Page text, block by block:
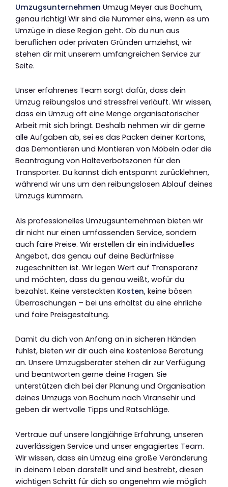
Umzugsunternehmen Umzug Meyer aus Bochum,
genau richtig! Wir sind die Nummer eins, wenn es um
Umzüge in diese Region geht. Ob du nun aus
beruflichen oder privaten Gründen umziehst, wir
stehen dir mit unserem umfangreichen Service zur
Seite.
Unser erfahrenes Team sorgt dafür, dass dein
Umzug reibungslos und stressfrei verläuft. Wir wissen,
dass ein Umzug oft eine Menge organisatorischer
Arbeit mit sich bringt. Deshalb nehmen wir dir gerne
alle Aufgaben ab, sei es das Packen deiner Kartons,
das Demontieren und Montieren von Möbeln oder die
Beantragung von Halteverbotszonen für den
Transporter. Du kannst dich entspannt zurücklehnen,
während wir uns um den reibungslosen Ablauf deines
Umzugs kümmern.
Als professionelles Umzugsunternehmen bieten wir
dir nicht nur einen umfassenden Service, sondern
auch faire Preise. Wir erstellen dir ein individuelles
Angebot, das genau auf deine Bedürfnisse
zugeschnitten ist. Wir legen Wert auf Transparenz
und möchten, dass du genau weißt, wofür du
bezahlst. Keine versteckten Kosten, keine bösen
Überraschungen – bei uns erhältst du eine ehrliche
und faire Preisgestaltung.
Damit du dich von Anfang an in sicheren Händen
fühlst, bieten wir dir auch eine kostenlose Beratung
an. Unsere Umzugsberater stehen dir zur Verfügung
und beantworten gerne deine Fragen. Sie
unterstützen dich bei der Planung und Organisation
deines Umzugs von Bochum nach Viransehir und
geben dir wertvolle Tipps und Ratschläge.
Vertraue auf unsere langjährige Erfahrung, unseren
zuverlässigen Service und unser engagiertes Team.
Wir wissen, dass ein Umzug eine große Veränderung
in deinem Leben darstellt und sind bestrebt, diesen
wichtigen Schritt für dich so angenehm wie möglich